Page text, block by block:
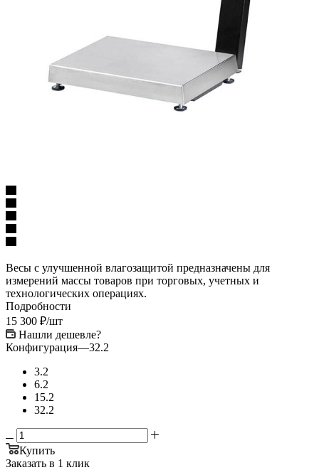
Весы с улучшенной влагозащитой предназначены для
измерений массы товаров при торговых, учетных и
технологических операциях.
Подробности
15 300 ₽/шт
Нашли дешевле?
Конфигурация—32.2
3.2
6.2
15.2
32.2
Купить
Заказать в 1 клик